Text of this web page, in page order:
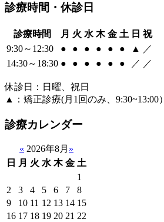
診療時間・休診日
診療時間 月 火 水 木 金 土 日 祝
9:30～12:30
● ● ● ● ● ● ▲
／
14:30～18:30 ● ● ● ● ● ● ／ ／
休診日：日曜、祝日
▲：矯正診療(月1回のみ、9:30~13:00）
診療カレンダー
« 2026年8月 »
日
月 火 水 木 金 土
1
2
3 4 5 6 7
8
9
10 11 12 13 14 15
16 17 18 19 20 21 22